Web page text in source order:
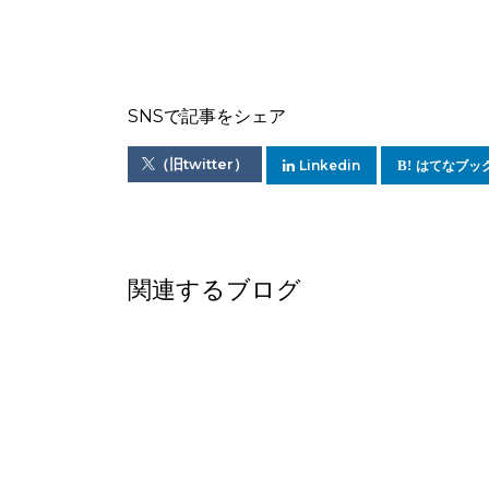
SNSで記事をシェア
（旧twitter） Linkedin はてなブッ
関連するブログ